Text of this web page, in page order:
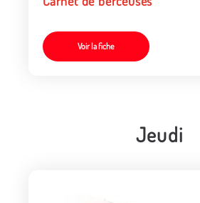
Voir la fiche
Jeudi